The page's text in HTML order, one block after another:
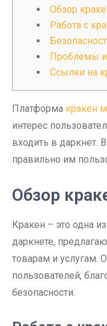
Обзор
Работа с
Проблемы и
Ссылки на
Платформа кракен
интерес
входить в даркнет.
правильно им
Обзор
Кракен – это одна
даркнете,
товарам и услугам.
пользователей,
безопасности.